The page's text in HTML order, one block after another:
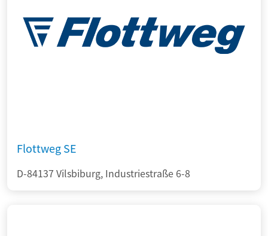
Flottweg SE
D-84137 Vilsbiburg, Industriestraße 6-8